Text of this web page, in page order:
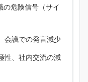
の危険信号（サイ
会議での発言減少
性、社内交流の減